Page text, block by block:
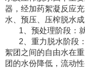
器，经加药絮凝反应
水、预压、压榨脱水
1、预处理阶段：
2、重力脱水阶段
絮团之间的自由水在
团的水份降低，流动